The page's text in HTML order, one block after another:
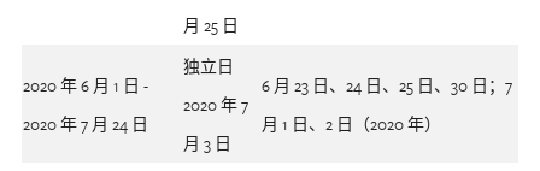
月 25 日
2020 年 6 月 1 日 -
2020 年 7 月 24 日
独立日
2020 年 7
月 3 日
6 月 23 日、24 日、25 日、30 日；7
月 1 日、2 日（2020 年）